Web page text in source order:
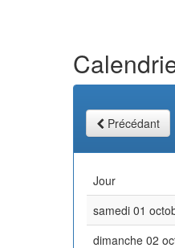
Précédant
Jour
samedi 01
dimanche 02